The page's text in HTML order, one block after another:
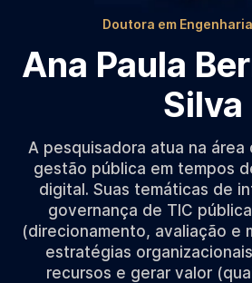
Doutora em
Ana Paula
Silva
A pesquisadora atua na área
gestão pública em tempos
digital. Suas temáticas de
governança de TIC
(direcionamento, avaliação e
estratégias
recursos e gerar valor